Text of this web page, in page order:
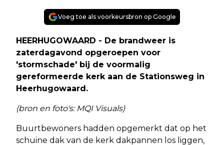
Voeg toe als voorkeursbron op Google
HEERHUGOWAARD - De brandweer is
zaterdagavond opgeroepen voor
'stormschade' bij de voormalig
gereformeerde kerk aan de Stationsweg in
Heerhugowaard.
(bron en foto's: MQI Visuals)
Buurtbewoners hadden opgemerkt dat op het
schuine dak van de kerk dakpannen los liggen,